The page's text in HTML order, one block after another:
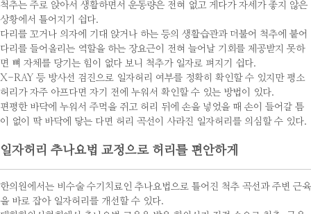
척추는 주로 앉아서 생활하면서 운동량은 전혀 없고 게다가 자세가 좋지 않은
상황에서 틀어지기 쉽다.
다리를 꼬거나 의자에 기대 앉거나 하는 등의 생활습관과 더불어 척추에 붙어
다리를 들어올리는 역할을 하는 장요근이 전혀 늘어날 기회를 제공받지 못하
면 뼈 자체를 당기는 힘이 없다 보니 척추가 일자로 펴지기 쉽다.
X-RAY 등 방사선 검진으로 일자허리 여부를 정확히 확인할 수 있지만 평소
허리가 자주 아프다면 자기 전에 누워서 확인할 수 있는 방법이 있다.
편평한 바닥에 누워서 주먹을 쥐고 허리 뒤에 손을 넣었을 때 손이 들어갈 틈
이 없이 딱 바닥에 닿는 다면 허리 곡선이 사라진 일자허리를 의심할 수 있다.
일자허리 추나요법 교정으로 허리를 편안하게
한의원에서는 비수술 수기치료인 추나요법으로 틀어진 척추 곡선과 주변 근육
을 바로 잡아 일자허리를 개선할 수 있다.